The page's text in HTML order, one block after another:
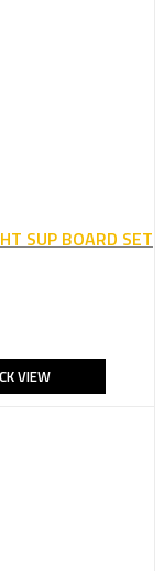
SUP BOARD SET
VIEW